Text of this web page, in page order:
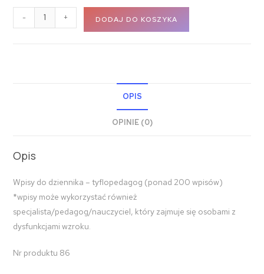
- + DODAJ DO KOSZYKA
OPIS
OPINIE (0)
Opis
Wpisy do dziennika – tyflopedagog (ponad 200 wpisów)
*wpisy może wykorzystać również
specjalista/pedagog/nauczyciel, który zajmuje się osobami z
dysfunkcjami wzroku.
Nr produktu 86